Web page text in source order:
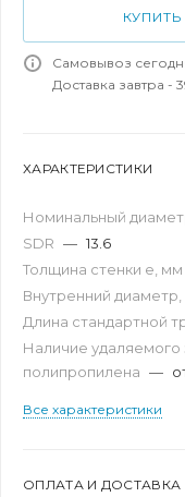
КУПИТЬ
Самовывоз
Доставка завтра -
ХАРАКТЕРИСТИКИ
Номинальный
SDR — 13.6
Толщина стенки e, мм
Внутренний
Длина стандартной
Наличие удаляемого
полипропилена —
Все характеристики
ОПЛАТА И ДОСТАВКА